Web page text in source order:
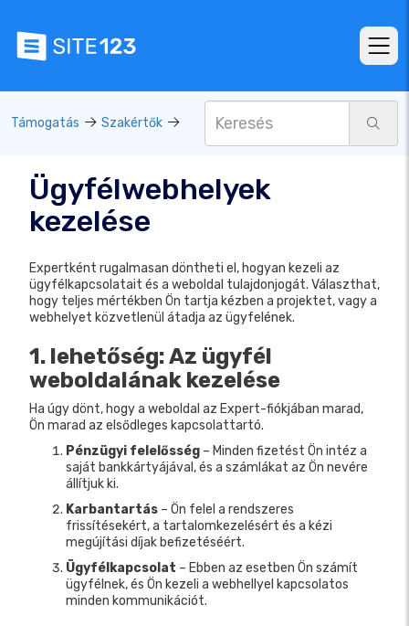
Támogatás Szakértők
Ügyfélwebhelyek
kezelése
Expertként rugalmasan döntheti el, hogyan kezeli az
ügyfélkapcsolatait és a weboldal tulajdonjogát. Választhat,
hogy teljes mértékben Ön tartja kézben a projektet, vagy a
webhelyet közvetlenül átadja az ügyfelének.
1. lehetőség: Az ügyfél
weboldalának kezelése
Ha úgy dönt, hogy a weboldal az Expert-fiókjában marad,
Ön marad az elsődleges kapcsolattartó.
Pénzügyi felelősség – Minden fizetést Ön intéz a
saját bankkártyájával, és a számlákat az Ön nevére
állítjuk ki.
Karbantartás – Ön felel a rendszeres
frissítésekért, a tartalomkezelésért és a kézi
megújítási díjak befizetéséért.
Ügyfélkapcsolat – Ebben az esetben Ön számít
ügyfélnek, és Ön kezeli a webhellyel kapcsolatos
minden kommunikációt.